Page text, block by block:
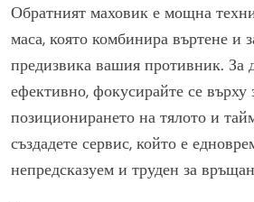
Обратният маховик е мощна
маса, която комбинира въртене и
предизвика вашия противник. За
ефективно, фокусирайте се върху
позиционирането на тялото и
създадете сервис, който е
непредсказуем и труден за